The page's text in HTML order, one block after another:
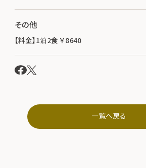
その他
【料金】1泊2食 ￥8640
一覧へ戻る